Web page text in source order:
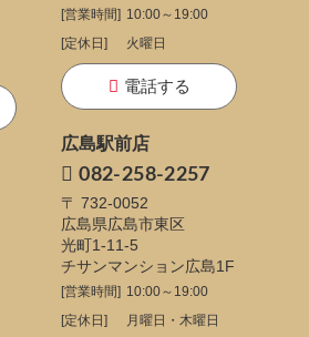
[営業時間] 10:00～19:00
[定休日]
火曜日
電話する
広島駅前店
082-258-2257
〒 732-0052
広島県広島市東区
光町1-11-5
チサンマンション広島1F
[営業時間] 10:00～19:00
[定休日]
月曜日・木曜日